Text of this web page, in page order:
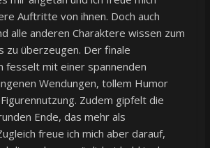
Auftritte von ihnen. Doch auch
alle anderen Charaktere wissen zum
zu überzeugen. Der finale
fesselt mit einer spannenden
Wendungen, tollem Humor
Zudem gipfelt die
Ende, das mehr als
freue ich mich aber darauf,